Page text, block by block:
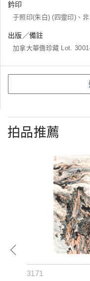
鈐印
于照印(朱白) (四靈印)、
出版／備註
加拿大華僑珍藏 Lot.
拍品推薦
3171